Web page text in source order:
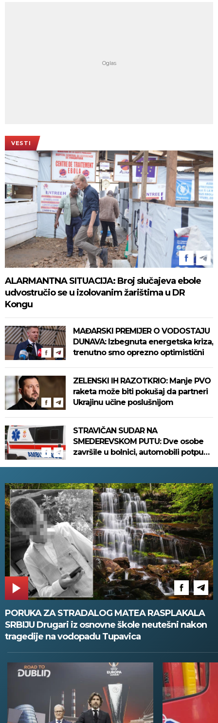
VESTI
ALARMANTNA SITUACIJA: Broj slučajeva ebole
udvostručio se u izolovanim žarištima u DR
Kongu
MAĐARSKI PREMIJER O VODOSTAJU
DUNAVA: Izbegnuta energetska kriza,
trenutno smo oprezno optimistični
ZELENSKI IH RAZOTKRIO: Manje PVO
raketa može biti pokušaj da partneri
Ukrajinu učine poslušnijom
STRAVIČAN SUDAR NA
SMEDEREVSKOM PUTU: Dve osobe
završile u bolnici, automobili potpuno
PORUKA ZA STRADALOG MATEA RASPLAKALA
SRBIJU Drugari iz osnovne škole neutešni nakon
tragedije na vodopadu Tupavica